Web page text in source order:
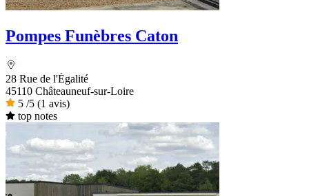
Pompes Funèbres Caton
28 Rue de l'Égalité
45110 Châteauneuf-sur-Loire
5 /5 (1 avis)
top notes